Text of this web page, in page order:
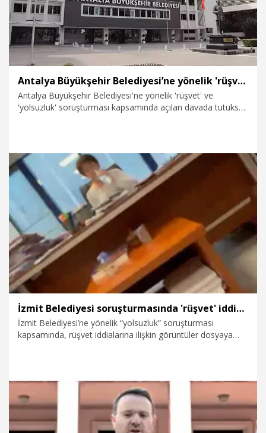
Antalya Büyükşehir Belediyesi’ne yönelik 'rüşvet' soruşturmasında 2 yeni gözaltı
Antalya Büyükşehir Belediyesi'ne yönelik 'rüşvet' ve
'yolsuzluk' soruşturması kapsamında açılan davada tutuksuz
6.08.2026 Gündem
İzmit Belediyesi soruşturmasında 'rüşvet' iddiasına ilişkin görüntüler dosyaya girdi
İzmit Belediyesi’ne yönelik “yolsuzluk” soruşturması
kapsamında, rüşvet iddialarına ilişkin görüntüler dosyaya
6.08.2026